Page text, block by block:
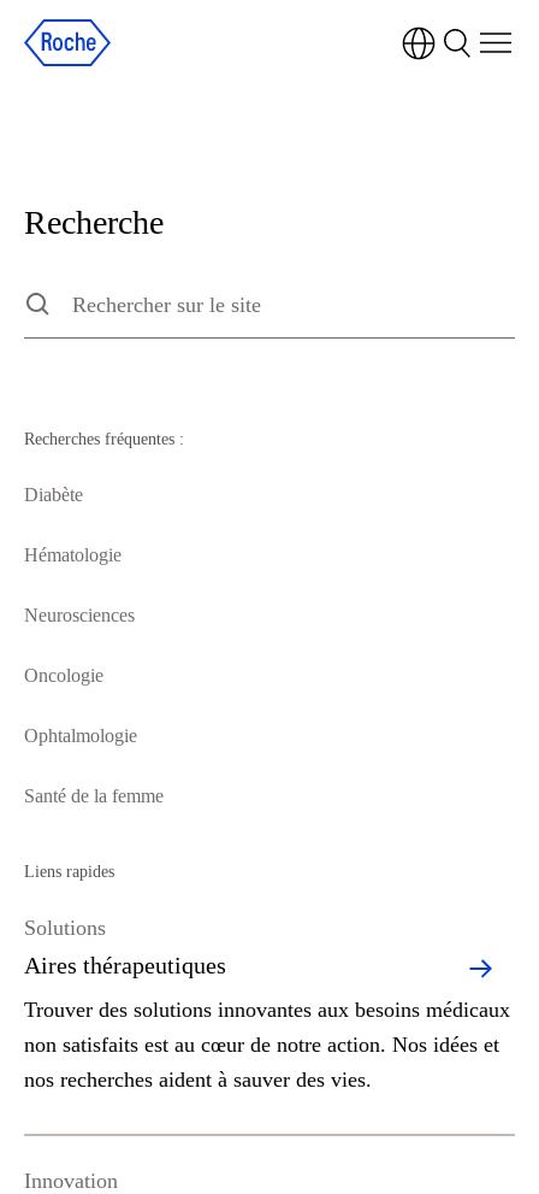
Recherche
Recherche
Type to search the site, press escape to clear
Recherches fréquentes :
Diabète
Hématologie
Neurosciences
Oncologie
Ophtalmologie
Santé de la femme
Liens rapides
Aires thérapeutiques
Solutions
Trouver des solutions innovantes aux besoins médicaux
non satisfaits est au cœur de notre action. Nos idées et
nos recherches aident à sauver des vies.
Innovation